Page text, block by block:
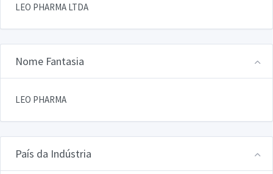
LEO PHARMA LTDA
Nome Fantasia
LEO PHARMA
País da Indústria